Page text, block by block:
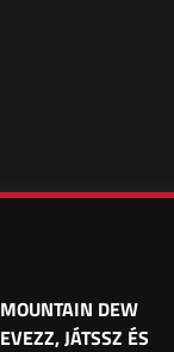
DEW
JÁTSSZ ÉS